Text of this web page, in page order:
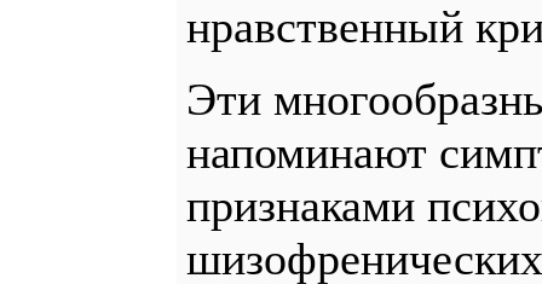
нравственный
Эти
напоминают
признаками